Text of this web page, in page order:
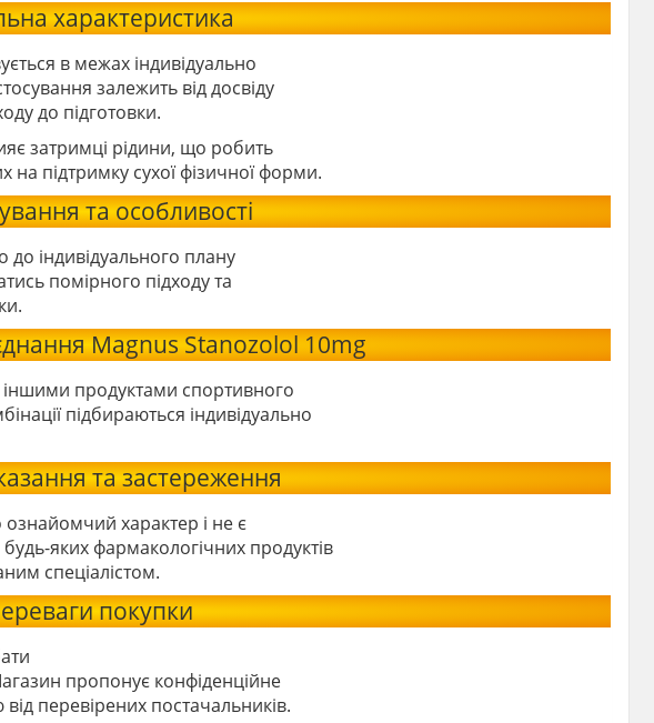
характеристика
в межах індивідуально
залежить від досвіду
до підготовки.
затримці рідини, що робить
підтримку сухої фізичної форми.
та особливості
до індивідуального плану
помірного підходу та
Magnus Stanozolol 10mg
продуктами спортивного
підбираються індивідуально
та застереження
характер і не є
яких фармакологічних продуктів
спеціалістом.
покупки
пропонує конфіденційне
перевірених постачальників.